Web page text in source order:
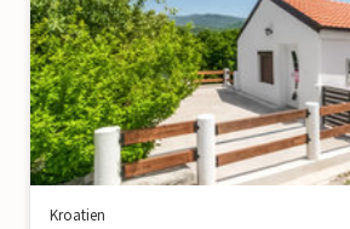
Kroatien